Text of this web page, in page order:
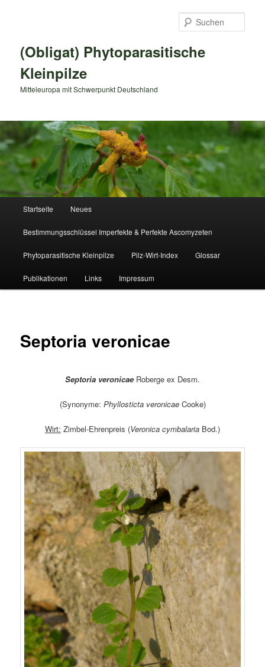
(Obligat) Phytoparasitische
Kleinpilze
Mitteleuropa mit Schwerpunkt Deutschland
Startseite Neues
Bestimmungsschlüssel Imperfekte & Perfekte Ascomyzeten
Phytoparasitische Kleinpilze Pilz-Wirt-Index Glossar
Publikationen Links Impressum
Septoria veronicae
Septoria veronicae Roberge ex Desm.
(Synonyme: Phyllosticta veronicaeCooke)
Wirt: Zimbel-Ehrenpreis (Veronica cymbalaria Bod.)